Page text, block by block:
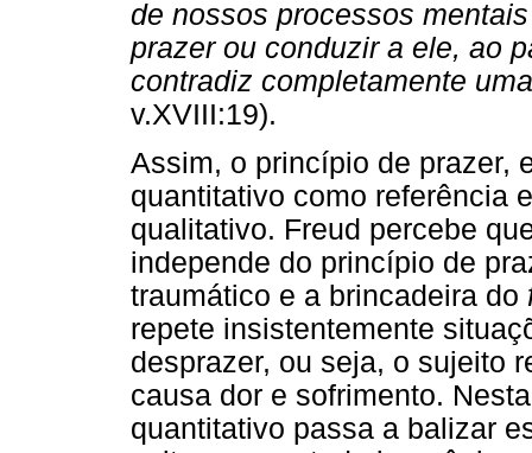
de nossos processos
prazer ou conduzir a ele, ao
contradiz completamente
v.XVIII:19).
Assim, o princípio de prazer,
quantitativo como referência
qualitativo. Freud percebe
independe do princípio de
traumático e a brincadeira do
repete insistentemente
desprazer, ou seja, o sujeito
causa dor e sofrimento.
quantitativo passa a balizar